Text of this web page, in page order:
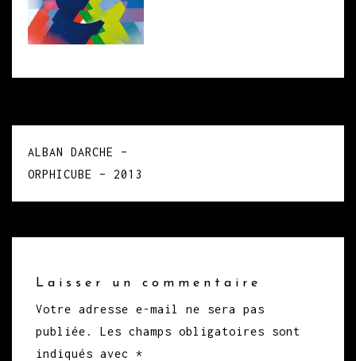
Navigation
l’article
ALBAN DARCHE –
ORPHICUBE – 2013
Laisser un commentaire
Votre adresse e-mail ne sera pas
publiée.
Les champs obligatoires sont
indiqués avec *